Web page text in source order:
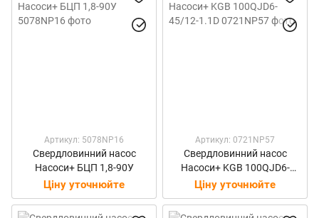
Артикул: 5078NP16
Свердловинний насос
Насоси+ БЦП 1,8-90У
Ціну уточнюйте
Артикул: 0721NP57
Свердловинний насос
Насоси+ KGB 100QJD6-
45/12-1.1D
Ціну уточнюйте